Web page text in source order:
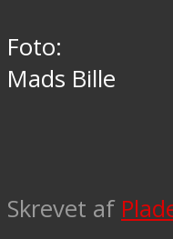
Foto:
Mads Bille
Skrevet af